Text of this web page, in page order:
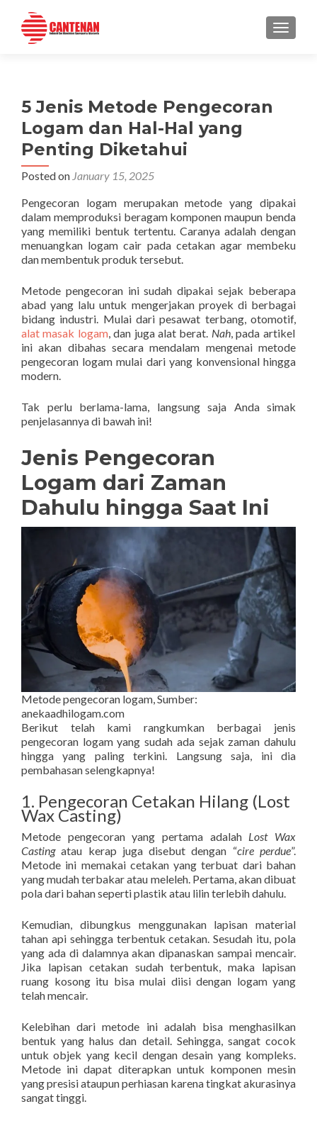
5 Jenis Metode Pengecoran
Logam dan Hal-Hal yang
Penting Diketahui
Posted on January 15, 2025
Pengecoran logam merupakan metode yang dipakai
dalam memproduksi beragam komponen maupun benda
yang memiliki bentuk tertentu. Caranya adalah dengan
menuangkan logam cair pada cetakan agar membeku
dan membentuk produk tersebut.
Metode pengecoran ini sudah dipakai sejak beberapa
abad yang lalu untuk mengerjakan proyek di berbagai
bidang industri. Mulai dari pesawat terbang, otomotif,
alat masak logam, dan juga alat berat. Nah, pada artikel
ini akan dibahas secara mendalam mengenai metode
pengecoran logam mulai dari yang konvensional hingga
modern.
Tak perlu berlama-lama, langsung saja Anda simak
penjelasannya di bawah ini!
Jenis Pengecoran
Logam dari Zaman
Dahulu hingga Saat Ini
Metode pengecoran logam, Sumber:
anekaadhilogam.com
Berikut telah kami rangkumkan berbagai jenis
pengecoran logam yang sudah ada sejak zaman dahulu
hingga yang paling terkini. Langsung saja, ini dia
pembahasan selengkapnya!
1. Pengecoran Cetakan Hilang (Lost
Wax Casting)
Metode pengecoran yang pertama adalah Lost Wax
Castingatau kerap juga disebut dengan “cire perdue”.
Metode ini memakai cetakan yang terbuat dari bahan
yang mudah terbakar atau meleleh. Pertama, akan dibuat
pola dari bahan seperti plastik atau lilin terlebih dahulu.
Kemudian, dibungkus menggunakan lapisan material
tahan api sehingga terbentuk cetakan. Sesudah itu, pola
yang ada di dalamnya akan dipanaskan sampai mencair.
Jika lapisan cetakan sudah terbentuk, maka lapisan
ruang kosong itu bisa mulai diisi dengan logam yang
telah mencair.
Kelebihan dari metode ini adalah bisa menghasilkan
bentuk yang halus dan detail. Sehingga, sangat cocok
untuk objek yang kecil dengan desain yang kompleks.
Metode ini dapat diterapkan untuk komponen mesin
yang presisi ataupun perhiasan karena tingkat akurasinya
sangat tinggi.